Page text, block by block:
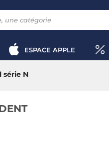
ESPACE APPLE
série N